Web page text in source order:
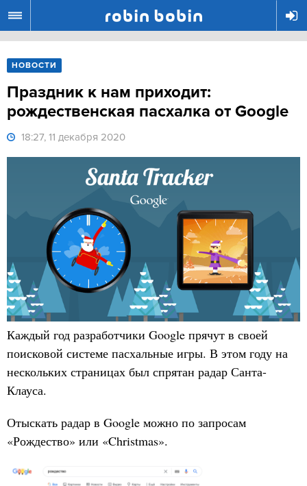
НОВОСТИ
Праздник к нам приходит:
рождественская пасхалка от Google
18:27, 11 декабря 2020
Каждый год разработчики Google прячут в своей
поисковой системе пасхальные игры. В этом году на
нескольких страницах был спрятан радар Санта-
Клауса.
Отыскать радар в Google можно по запросам
«Рождество» или «Christmas».